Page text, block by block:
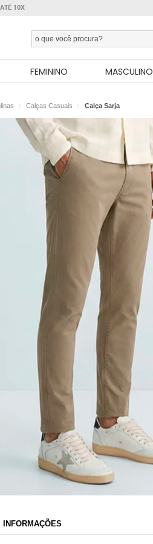
10X
FEMININO MASCULINO
Calças Casuais Calça Sarja
INFORMAÇÕES